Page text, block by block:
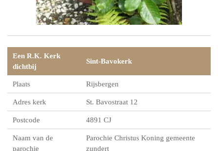
Een R.K. Kerk
dichtbij
Sint-Bavokerk
Plaats Rijsbergen
Adres kerk St. Bavostraat 12
Postcode 4891 CJ
Naam van de
parochie
Parochie Christus Koning gemeente
zundert